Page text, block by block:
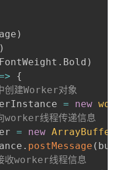
)
)
FontWeight . Bold )
{
建Worker对象
= new
线程传递信息
= new ArrayBuffer
. postMessage (
worker线程信息